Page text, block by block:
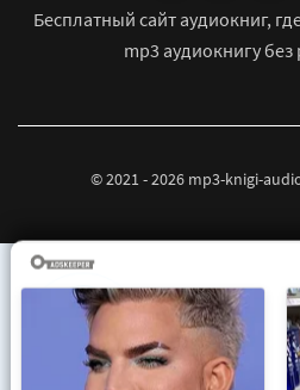
Бесплатный сайт аудиокниг,
mp3 аудиокнигу без
© 2021 - 2026 mp3-knigi-